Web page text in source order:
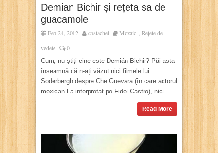
Demian Bichir și rețeta sa de
guacamole
Feb 24, 2012 costachel Mozaic
Rețete de
vedete
0
Cum, nu știți cine este Demián Bichir? Păi asta
înseamnă că n-ați văzut nici filmele lui
Soderbergh despre Che Guevara (în care actorul
mexican l-a interpretat pe Fidel Castro), nici...
Read More